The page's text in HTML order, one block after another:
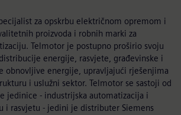
za opskrbu električnom opremom i
proizvoda i robnih marki za
Telmotor je postupno proširio svoju
energije, rasvjete, građevinske i
obnovljive energije, upravljajući rješenjima
i uslužni sektor. Telmotor se sastoji od
jedinice - industrijska automatizacija i
i rasvjetu - jedini je distributer Siemens